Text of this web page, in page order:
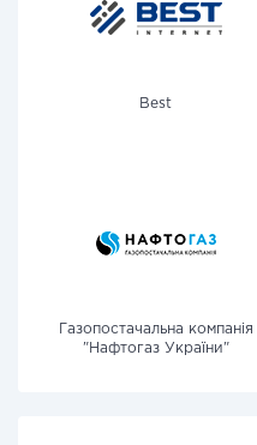
Best
Газопостачальна компанія
"Нафтогаз України"